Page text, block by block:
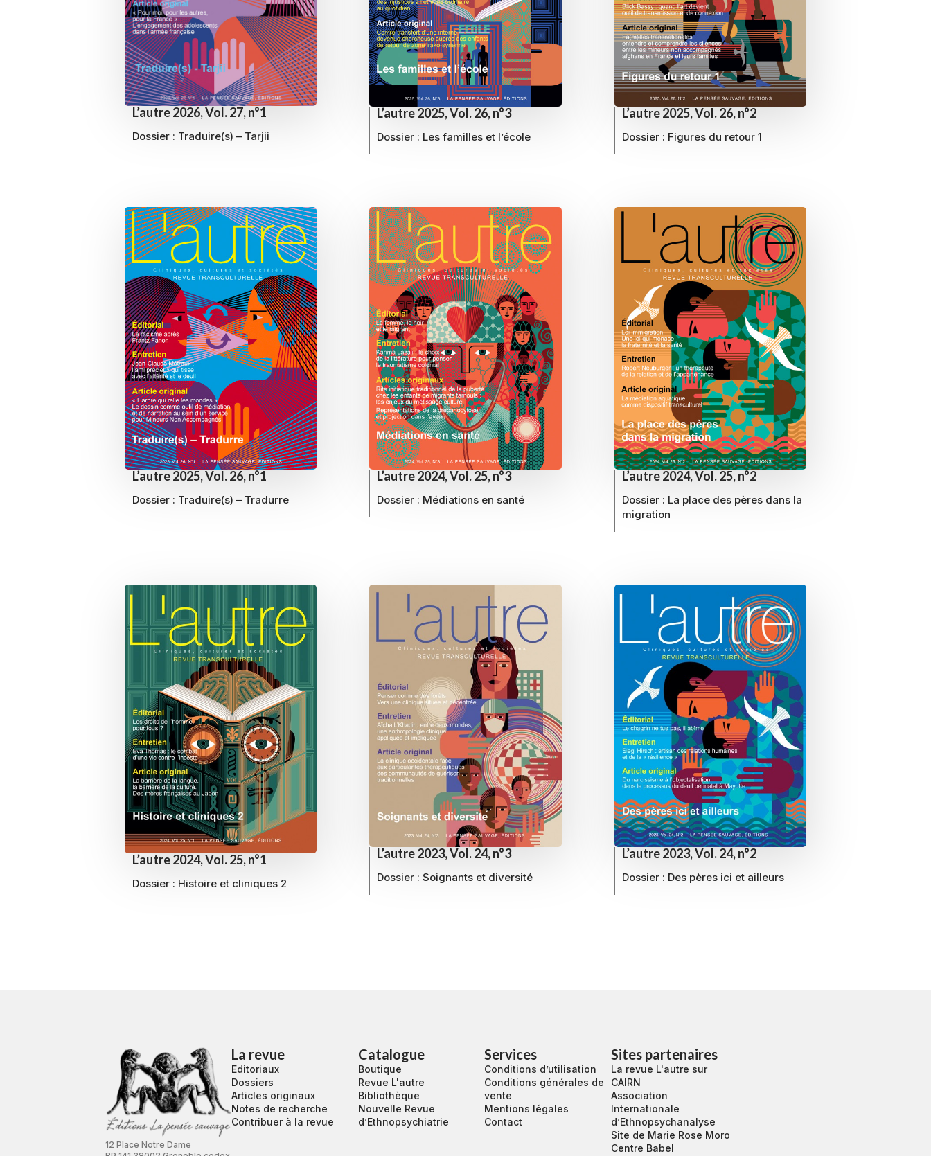
L’autre 2026, Vol. 27, n°1
Dossier : Traduire(s) – Tarjii
L’autre 2025, Vol. 26, n°3
Dossier : Les familles et l’école
L’autre 2025, Vol. 26, n°2
Dossier : Figures du retour 1
L’autre 2025, Vol. 26, n°1
Dossier : Traduire(s) – Tradurre
L’autre 2024, Vol. 25, n°3
Dossier : Médiations en santé
L’autre 2024, Vol. 25, n°2
Dossier : La place des pères dans la
migration
L’autre 2024, Vol. 25, n°1
Dossier : Histoire et cliniques 2
L’autre 2023, Vol. 24, n°3
Dossier : Soignants et diversité
L’autre 2023, Vol. 24, n°2
Dossier : Des pères ici et ailleurs
12 Place Notre Dame
La revue
Editoriaux
Dossiers
Articles originaux
Notes de recherche
Contribuer à la revue
Catalogue
Boutique
Revue L'autre
Bibliothèque
Nouvelle Revue
d’Ethnopsychiatrie
Services
Conditions d’utilisation
Conditions générales de
vente
Mentions légales
Contact
Sites partenaires
La revue L'autre sur
CAIRN
Association
Internationale
d’Ethnopsychanalyse
Site de Marie Rose Moro
Centre Babel